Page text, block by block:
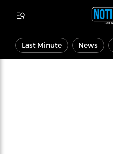
Last Minute News